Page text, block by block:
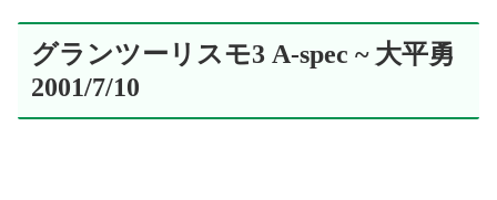
グランツーリスモ3 A-spec ~ 大平勇
2001/7/10